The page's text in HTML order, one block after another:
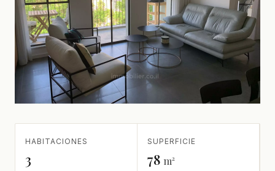
HABITACIONES
3
SUPERFICIE
78 m²